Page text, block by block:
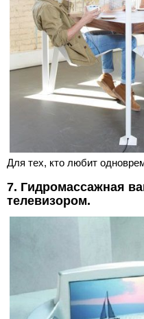
Для тех, кто любит
7. Гидромассажная
телевизором.